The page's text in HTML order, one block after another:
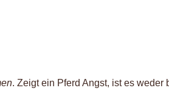
. Zeigt ein Pferd Angst, ist es weder